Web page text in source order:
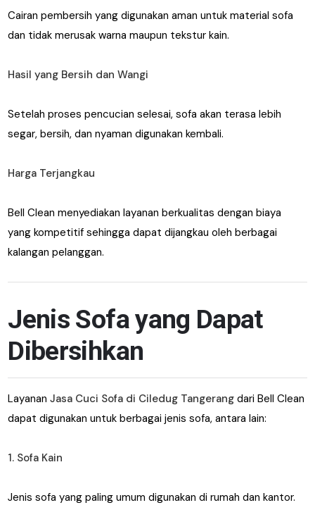
Cairan pembersih yang digunakan aman untuk material sofa
dan tidak merusak warna maupun tekstur kain.
Hasil yang Bersih dan Wangi
Setelah proses pencucian selesai, sofa akan terasa lebih
segar, bersih, dan nyaman digunakan kembali.
Harga Terjangkau
Bell Clean menyediakan layanan berkualitas dengan biaya
yang kompetitif sehingga dapat dijangkau oleh berbagai
kalangan pelanggan.
Jenis Sofa yang Dapat
Dibersihkan
LayananJasa Cuci Sofa di Ciledug Tangerang dari Bell Clean
dapat digunakan untuk berbagai jenis sofa, antara lain:
1. Sofa Kain
Jenis sofa yang paling umum digunakan di rumah dan kantor.